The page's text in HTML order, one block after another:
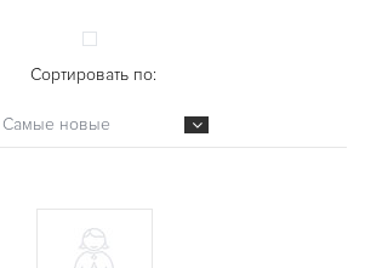
Сортировать по:
Самые новые